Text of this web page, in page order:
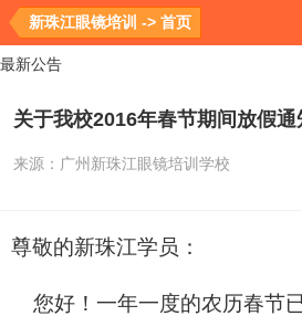
新珠江眼镜培训 -> 首页
最新公告
关于我校2016年春节期间放假通
来源： 广州新珠江眼镜培训学校
尊敬的新珠江学员：
您好！一年一度的农历春节